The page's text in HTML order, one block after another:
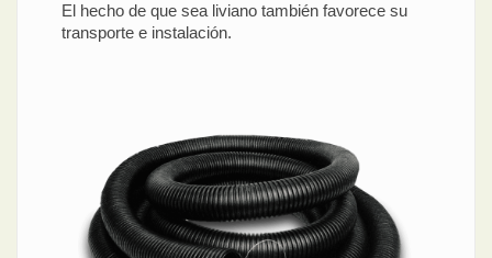
El hecho de que sea liviano también favorece su
transporte e instalación.